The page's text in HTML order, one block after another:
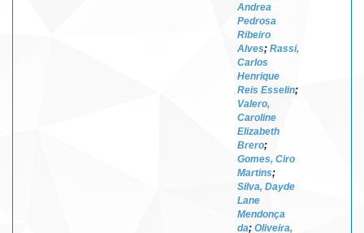
Andrea
Pedrosa
Ribeiro
Alves; Rassi,
Carlos
Henrique
Reis Esselin;
Valero,
Caroline
Elizabeth
Brero;
Gomes, Ciro
Martins;
Silva, Dayde
Lane
Mendonça
da; Oliveira,